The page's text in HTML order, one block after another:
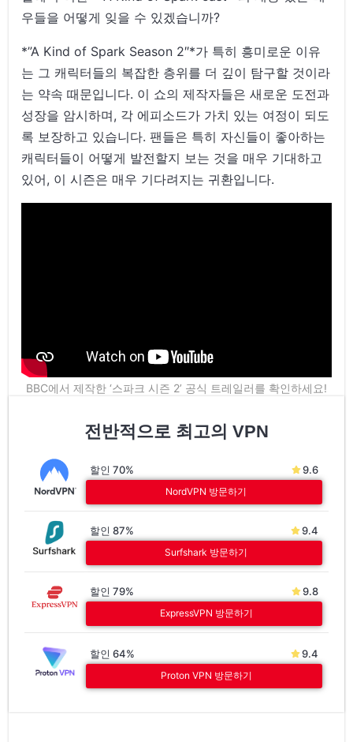
우들을 어떻게 잊을 수 있겠습니까?
*”A Kind of Spark Season 2″*가 특히 흥미로운 이유
는 그 캐릭터들의 복잡한 층위를 더 깊이 탐구할 것이라
는 약속 때문입니다. 이 쇼의 제작자들은 새로운 도전과
성장을 암시하며, 각 에피소드가 가치 있는 여정이 되도
록 보장하고 있습니다. 팬들은 특히 자신들이 좋아하는
캐릭터들이 어떻게 발전할지 보는 것을 매우 기대하고
있어, 이 시즌은 매우 기다려지는 귀환입니다.
BBC에서 제작한 ‘스파크 시즌 2’ 공식 트레일러를 확인하세요!
전반적으로 최고의 VPN
할인 70% 9.6
NordVPN 방문하기
할인 87% 9.4
Surfshark 방문하기
할인 79% 9.8
ExpressVPN 방문하기
할인 64% 9.4
Proton VPN 방문하기